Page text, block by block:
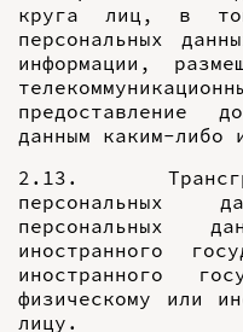
круга лиц, в том
персональных
информации,
предоставление
данным каким-либо
2.13.
персональных
персональных
иностранного
иностранного
физическому или
лицу.